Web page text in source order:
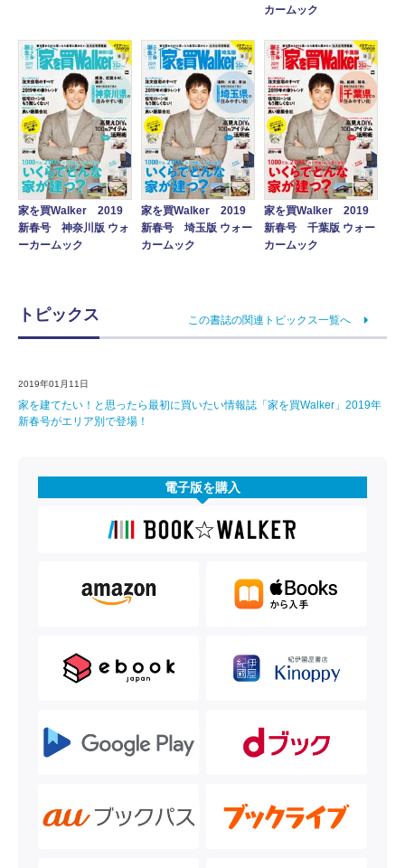
カームック
家を買Walker 2019
新春号 神奈川版 ウォ
ーカームック
家を買Walker 2019
新春号 埼玉版 ウォー
カームック
家を買Walker 2019
新春号 千葉版 ウォー
カームック
トピックス この書誌の関連トピックス一覧へ
2019年01月11日
家を建てたい！と思ったら最初に買いたい情報誌「家を買Walker」2019年
新春号がエリア別で登場！
電子版を購入